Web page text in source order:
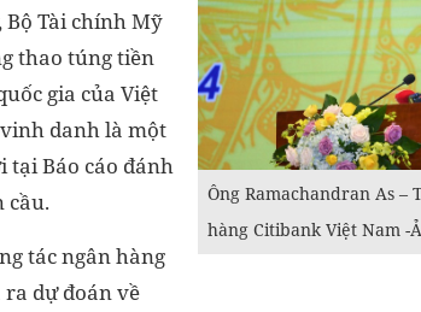
Ông Ramachandran As –
hàng Citibank Việt Nam -
Tài chính Mỹ
thao túng tiền
gia của Việt
danh là một
tại Báo cáo đánh
cầu.
tác ngân hàng
dự đoán về